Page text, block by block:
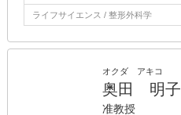
ライフサイエンス / 整形外科学
オクダ アキコ
奥田 明子
准教授